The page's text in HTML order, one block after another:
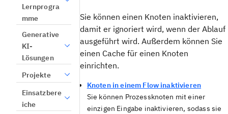
Lernprogra
mme
Generative
KI-
Lösungen
Projekte
Einsatzbere
iche
Sie können einen Knoten inaktivieren,
damit er ignoriert wird, wenn der Ablauf
ausgeführt wird. Außerdem können Sie
einen Cache für einen Knoten
einrichten.
Knoten in einem Flow inaktivieren
Sie können Prozessknoten mit einer
einzigen Eingabe inaktivieren, sodass sie